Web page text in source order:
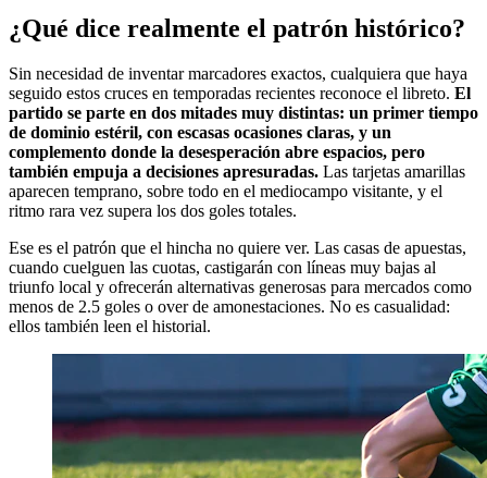
¿Qué dice realmente el patrón histórico?
Sin necesidad de inventar marcadores exactos, cualquiera que haya
seguido estos cruces en temporadas recientes reconoce el libreto. El
partido se parte en dos mitades muy distintas: un primer tiempo
de dominio estéril, con escasas ocasiones claras, y un
complemento donde la desesperación abre espacios, pero
también empuja a decisiones apresuradas. Las tarjetas amarillas
aparecen temprano, sobre todo en el mediocampo visitante, y el
ritmo rara vez supera los dos goles totales.
Ese es el patrón que el hincha no quiere ver. Las casas de apuestas,
cuando cuelguen las cuotas, castigarán con líneas muy bajas al
triunfo local y ofrecerán alternativas generosas para mercados como
menos de 2.5 goles o over de amonestaciones. No es casualidad:
ellos también leen el historial.